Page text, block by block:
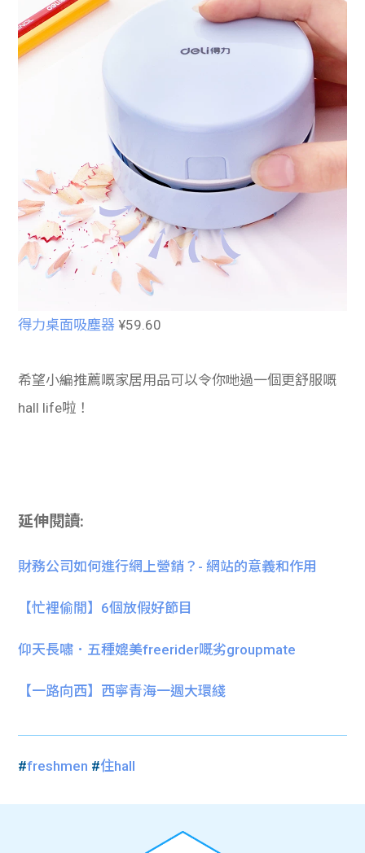
得力桌面吸塵器 ¥59.60
希望小編推薦嘅家居用品可以令你哋過一個更舒服嘅
hall life啦！
延伸閱讀:
財務公司如何進行網上營銷？- 網站的意義和作用
【忙裡偷閒】6個放假好節目
仰天長嘯．五種媲美freerider嘅劣groupmate
【一路向西】西寧青海一週大環綫
#freshmen #住hall